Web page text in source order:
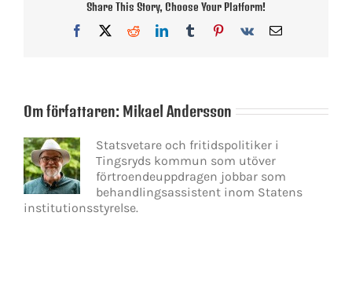
Share This Story, Choose Your Platform!
Facebook
X RedditLinkedInTumblrPinterest
Vk
E-
Om författaren: Mikael Andersson
Statsvetare och fritidspolitiker i
Tingsryds kommun som utöver
förtroendeuppdragen jobbar som
behandlingsassistent inom Statens
institutionsstyrelse.